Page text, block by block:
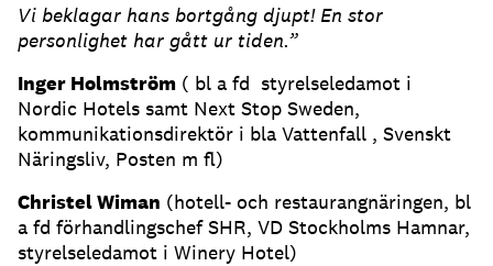
Vi beklagar hans bortgång djupt! En stor
personlighet har gått ur tiden.”
Inger Holmström ( bl a fd styrelseledamot i
Nordic Hotels samt Next Stop Sweden,
kommunikationsdirektör i bla Vattenfall , Svenskt
Näringsliv, Posten m fl)
Christel Wiman (hotell- och restaurangnäringen, bl
a fd förhandlingschef SHR, VD Stockholms Hamnar,
styrelseledamot i Winery Hotel)